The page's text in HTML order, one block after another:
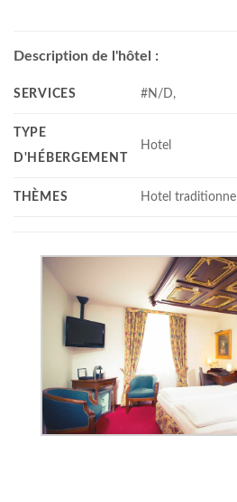
Description de l'hôtel :
SERVICES #N/D,
TYPE
D'HÉBERGEMENT
Hotel
THÈMES Hotel traditionnel